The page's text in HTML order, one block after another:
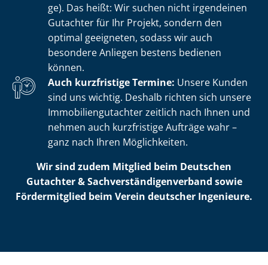
ge). Das heißt: Wir suchen nicht irgendeinen
Gutachter für Ihr Projekt, sondern den
optimal geeigneten, sodass wir auch
besondere Anliegen bestens bedienen
können.
Auch kurzfristige Termine: Unsere Kunden
sind uns wichtig. Deshalb richten sich unsere
Im­mo­bi­li­en­gut­ach­ter zeitlich nach Ihnen und
nehmen auch kurzfristige Aufträge wahr –
ganz nach Ihren Möglichkeiten.
Wir sind zudem Mitglied beim Deutschen
Gutachter & Sach­ver­stän­di­gen­ver­band sowie
Fördermitglied beim Verein deutscher Ingenieure.